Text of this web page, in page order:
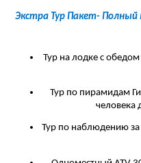
Экстра Тур Пакет- Полный
Тур на лодке с
Тур по пирамидам
человека
Тур по наблюдению